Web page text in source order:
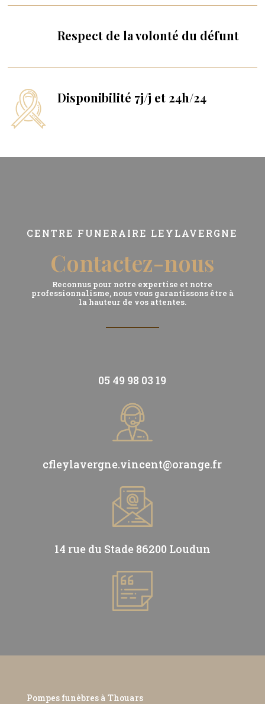
Respect de la volonté du défunt
Disponibilité 7j/j et 24h/24
CENTRE FUNERAIRE LEYLAVERGNE
Contactez-nous
Reconnus pour notre expertise et notre
professionnalisme, nous vous garantissons être à
la hauteur de vos attentes.
05 49 98 03 19
cfleylavergne.vincent@orange.fr
14 rue du Stade 86200 Loudun
Pompes funèbres à Thouars